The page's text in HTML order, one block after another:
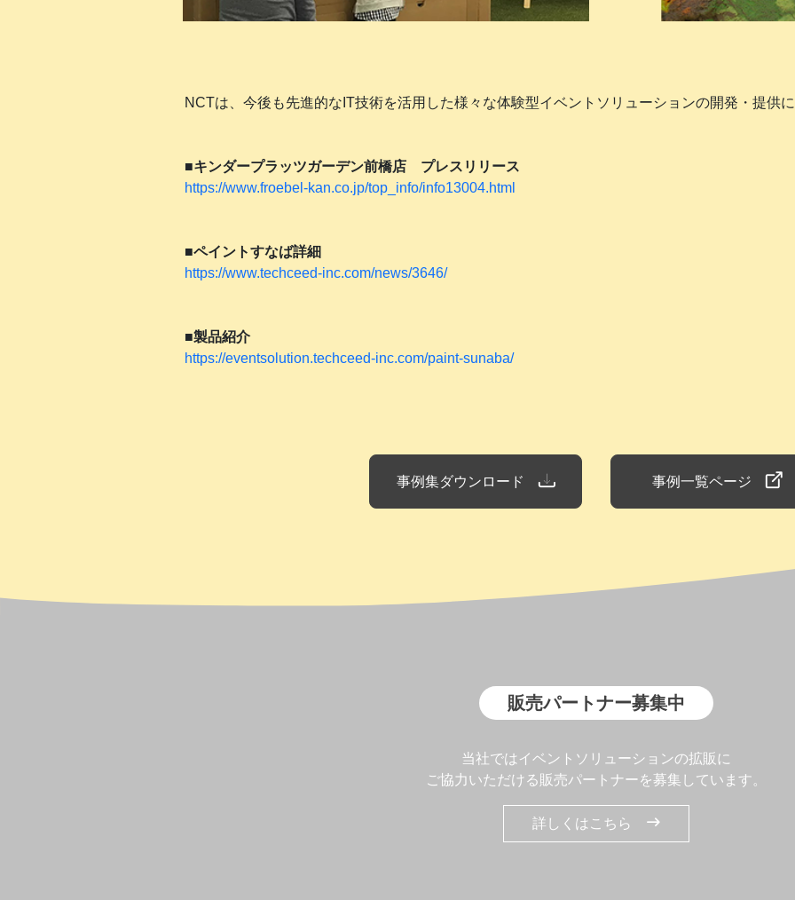
NCTは、今後も先進的なIT技術を活用した様々な体験型イベントソリューションの開発・提供
■キンダープラッツガーデン前橋店 プレスリリース
https://www.froebel-kan.co.jp/top_info/info13004.html
■ペイントすなば詳細
https://www.techceed-inc.com/news/3646/
■製品紹介
https://eventsolution.techceed-inc.com/paint-sunaba/
事例集ダウンロード 事例一覧ページ
販売パートナー募集中
当社ではイベントソリューションの拡販に
ご協力いただける販売パートナーを募集しています。
詳しくはこちら